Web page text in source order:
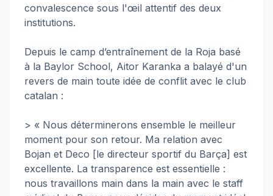
convalescence sous l'œil attentif des deux
institutions.
Depuis le camp d’entraînement de la Roja basé
à la Baylor School, Aitor Karanka a balayé d'un
revers de main toute idée de conflit avec le club
catalan :
> « Nous déterminerons ensemble le meilleur
moment pour son retour. Ma relation avec
Bojan et Deco [le directeur sportif du Barça] est
excellente. La transparence est essentielle :
nous travaillons main dans la main avec le staff